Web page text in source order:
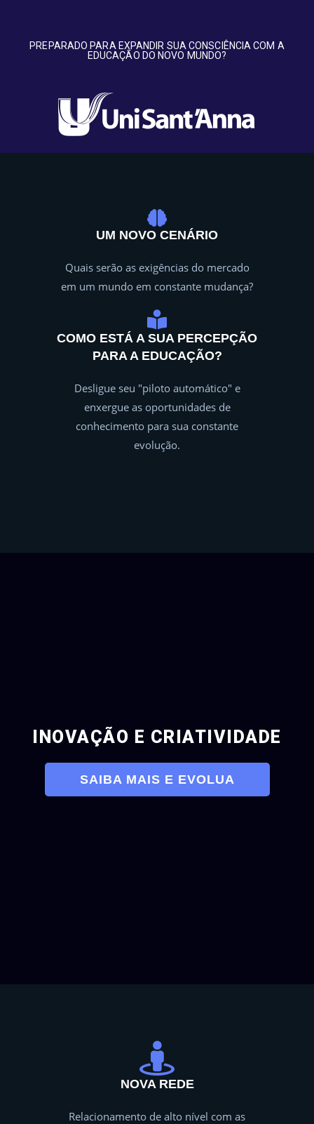
PREPARADO PARA EXPANDIR SUA CONSCIÊNCIA COM A
EDUCAÇÃO DO NOVO MUNDO?
UM NOVO CENÁRIO
Quais serão as exigências do mercado
em um mundo em constante mudança?
COMO ESTÁ A SUA PERCEPÇÃO
PARA A EDUCAÇÃO?
Desligue seu "piloto automático" e
enxergue as oportunidades de
conhecimento para sua constante
evolução.
INOVAÇÃO E CRIATIVIDADE
SAIBA MAIS E EVOLUA
NOVA REDE
Relacionamento de alto nível com as